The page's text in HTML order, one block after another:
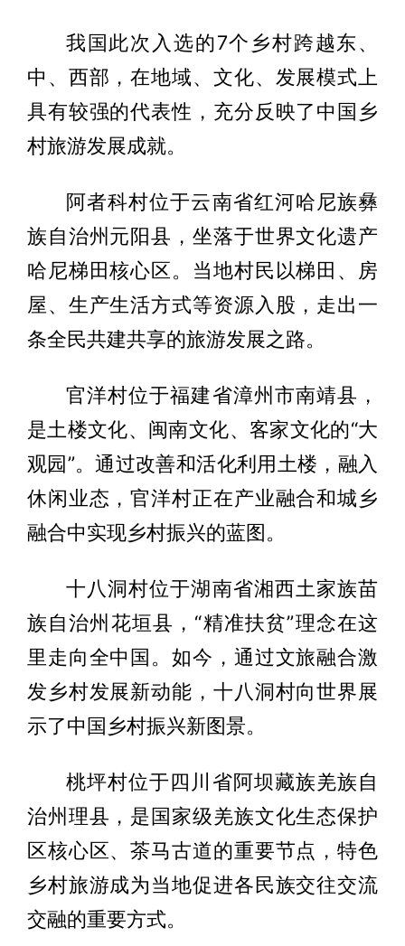
我国此次入选的7个乡村跨越东、
中、西部，在地域、文化、发展模式上
具有较强的代表性，充分反映了中国乡
村旅游发展成就。
阿者科村位于云南省红河哈尼族彝
族自治州元阳县，坐落于世界文化遗产
哈尼梯田核心区。当地村民以梯田、房
屋、生产生活方式等资源入股，走出一
条全民共建共享的旅游发展之路。
官洋村位于福建省漳州市南靖县，
是土楼文化、闽南文化、客家文化的“大
观园”。通过改善和活化利用土楼，融入
休闲业态，官洋村正在产业融合和城乡
融合中实现乡村振兴的蓝图。
十八洞村位于湖南省湘西土家族苗
族自治州花垣县，“精准扶贫”理念在这
里走向全中国。如今，通过文旅融合激
发乡村发展新动能，十八洞村向世界展
示了中国乡村振兴新图景。
桃坪村位于四川省阿坝藏族羌族自
治州理县，是国家级羌族文化生态保护
区核心区、茶马古道的重要节点，特色
乡村旅游成为当地促进各民族交往交流
交融的重要方式。